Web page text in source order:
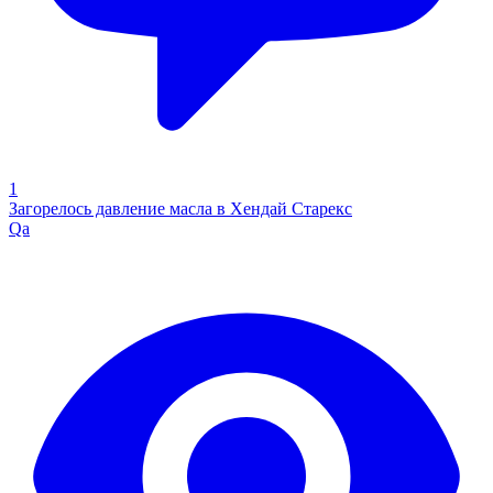
1
Загорелось давление масла в Хендай Старекс
Qa